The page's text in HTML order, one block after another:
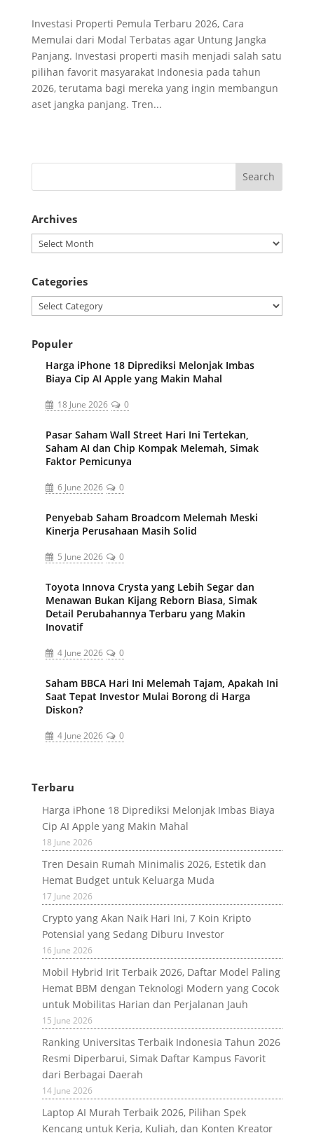
Investasi Properti Pemula Terbaru 2026, Cara
Memulai dari Modal Terbatas agar Untung Jangka
Panjang. Investasi properti masih menjadi salah satu
pilihan favorit masyarakat Indonesia pada tahun
2026, terutama bagi mereka yang ingin membangun
aset jangka panjang. Tren...
Archives
Archives
Categories
Categories
Populer
Harga iPhone 18 Diprediksi Melonjak Imbas
Biaya Cip AI Apple yang Makin Mahal
18 June 2026 0
Pasar Saham Wall Street Hari Ini Tertekan,
Saham AI dan Chip Kompak Melemah, Simak
Faktor Pemicunya
6 June 2026 0
Penyebab Saham Broadcom Melemah Meski
Kinerja Perusahaan Masih Solid
5 June 2026 0
Toyota Innova Crysta yang Lebih Segar dan
Menawan Bukan Kijang Reborn Biasa, Simak
Detail Perubahannya Terbaru yang Makin
Inovatif
4 June 2026 0
Saham BBCA Hari Ini Melemah Tajam, Apakah Ini
Saat Tepat Investor Mulai Borong di Harga
Diskon?
4 June 2026 0
Terbaru
Harga iPhone 18 Diprediksi Melonjak Imbas Biaya
Cip AI Apple yang Makin Mahal
18 June 2026
Tren Desain Rumah Minimalis 2026, Estetik dan
Hemat Budget untuk Keluarga Muda
17 June 2026
Crypto yang Akan Naik Hari Ini, 7 Koin Kripto
Potensial yang Sedang Diburu Investor
16 June 2026
Mobil Hybrid Irit Terbaik 2026, Daftar Model Paling
Hemat BBM dengan Teknologi Modern yang Cocok
untuk Mobilitas Harian dan Perjalanan Jauh
15 June 2026
Ranking Universitas Terbaik Indonesia Tahun 2026
Resmi Diperbarui, Simak Daftar Kampus Favorit
dari Berbagai Daerah
14 June 2026
Laptop AI Murah Terbaik 2026, Pilihan Spek
Kencang untuk Kerja, Kuliah, dan Konten Kreator